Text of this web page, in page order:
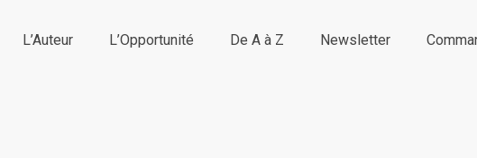
L’Auteur L’Opportunité De A à Z Newsletter